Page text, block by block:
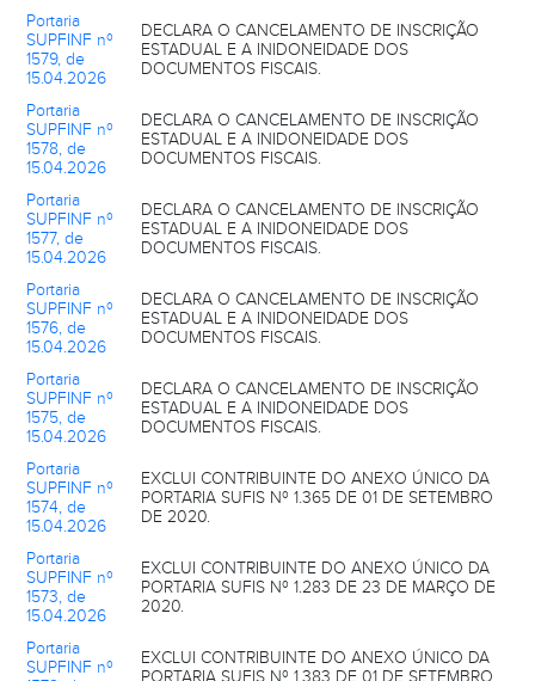
Portaria
SUPFINF nº
1579, de
15.04.2026
DECLARA O CANCELAMENTO DE INSCRIÇÃO
ESTADUAL E A INIDONEIDADE DOS
DOCUMENTOS FISCAIS.
Portaria
SUPFINF nº
1578, de
15.04.2026
DECLARA O CANCELAMENTO DE INSCRIÇÃO
ESTADUAL E A INIDONEIDADE DOS
DOCUMENTOS FISCAIS.
Portaria
SUPFINF nº
1577, de
15.04.2026
DECLARA O CANCELAMENTO DE INSCRIÇÃO
ESTADUAL E A INIDONEIDADE DOS
DOCUMENTOS FISCAIS.
Portaria
SUPFINF nº
1576, de
15.04.2026
DECLARA O CANCELAMENTO DE INSCRIÇÃO
ESTADUAL E A INIDONEIDADE DOS
DOCUMENTOS FISCAIS.
Portaria
SUPFINF nº
1575, de
15.04.2026
DECLARA O CANCELAMENTO DE INSCRIÇÃO
ESTADUAL E A INIDONEIDADE DOS
DOCUMENTOS FISCAIS.
Portaria
SUPFINF nº
1574, de
15.04.2026
EXCLUI CONTRIBUINTE DO ANEXO ÚNICO DA
PORTARIA SUFIS Nº 1.365 DE 01 DE SETEMBRO
DE 2020.
Portaria
SUPFINF nº
1573, de
15.04.2026
EXCLUI CONTRIBUINTE DO ANEXO ÚNICO DA
PORTARIA SUFIS Nº 1.283 DE 23 DE MARÇO DE
2020.
Portaria
SUPFINF nº
EXCLUI CONTRIBUINTE DO ANEXO ÚNICO DA
PORTARIA SUFIS Nº 1.383 DE 01 DE SETEMBRO